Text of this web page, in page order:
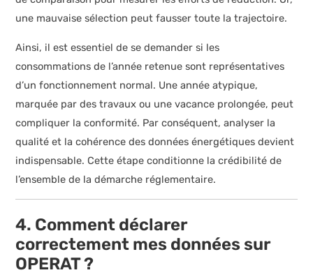
une mauvaise sélection peut fausser toute la trajectoire.
Ainsi, il est essentiel de se demander si les
consommations de l’année retenue sont représentatives
d’un fonctionnement normal. Une année atypique,
marquée par des travaux ou une vacance prolongée, peut
compliquer la conformité. Par conséquent, analyser la
qualité et la cohérence des données énergétiques devient
indispensable. Cette étape conditionne la crédibilité de
l’ensemble de la démarche réglementaire.
4. Comment déclarer
correctement mes données sur
OPERAT ?